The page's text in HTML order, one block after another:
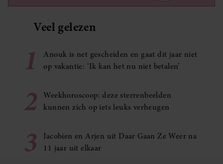
Veel gelezen
1
Anouk is net gescheiden en gaat dit jaar niet
op vakantie: ‘Ik kan het nu niet betalen’
2
Weekhoroscoop: deze sterrenbeelden
kunnen zich op iets leuks verheugen
3
Jacobien en Arjen uit Daar Gaan Ze Weer na
11 jaar uit elkaar